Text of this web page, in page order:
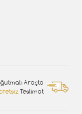
Araçta
Teslimat